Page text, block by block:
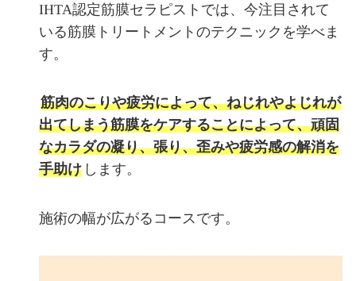
IHTA認定筋膜セラピストでは、今注目されて
いる筋膜トリートメントのテクニックを学べま
す。
筋肉のこりや疲労によって、ねじれやよじれが
出てしまう筋膜をケアすることによって、頑固
なカラダの凝り、張り、歪みや疲労感の解消を
手助け します。
施術の幅が広がるコースです。